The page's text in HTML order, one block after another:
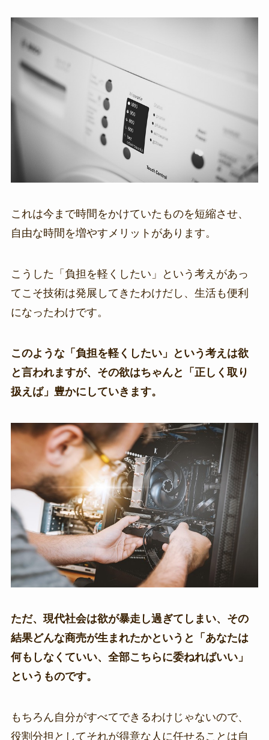
これは今まで時間をかけていたものを短縮させ、
自由な時間を増やすメリットがあります。
こうした「負担を軽くしたい」という考えがあっ
てこそ技術は発展してきたわけだし、生活も便利
になったわけです。
このような「負担を軽くしたい」という考えは欲
と言われますが、その欲はちゃんと「正しく取り
扱えば」豊かにしていきます。
ただ、現代社会は欲が暴走し過ぎてしまい、その
結果どんな商売が生まれたかというと「あなたは
何もしなくていい、全部こちらに委ねればいい」
というものです。
もちろん自分がすべてできるわけじゃないので、
役割分担としてそれが得意な人に任せることは自